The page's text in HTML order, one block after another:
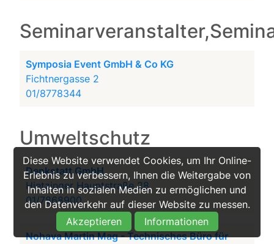
Diese Website verwendet Cookies, um Ihr Online-
Erlebnis zu verbessern, Ihnen die Weitergabe von
Inhalten in sozialen Medien zu ermöglichen und
den Datenverkehr auf dieser Website zu messen.
Akzeptieren
Informationen
Symposia Event GmbH & Co KG
Fichtnergasse 2
01/8778344
Umweltschutz
Denkstatt GmbH
Hietzinger Hauptstraße 28
01/7868900
Nohava Martin Mag - Technisches Büro für